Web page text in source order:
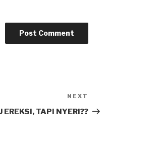
Post
NEXT
EREKSI, TAPI NYERI??